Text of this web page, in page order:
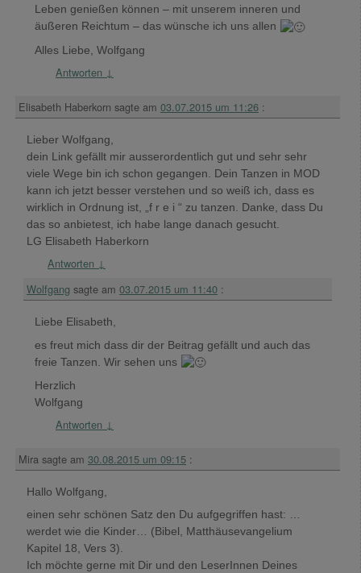
Leben genießen können – mit unserem inneren und
äußeren Reichtum – das wünsche ich uns allen
Alles Liebe, Wolfgang
Antworten ↓
Elisabeth Haberkorn sagte am 03.07.2015 um 11:26 :
Lieber Wolfgang,
dein Link gefällt mir ausserordentlich gut und sehr sehr
viele Wege bin ich schon gegangen. Dein Tanzen in MOD
kann ich jetzt besser verstehen und so weiß ich, dass es
wirklich in Ordnung ist, „f r e i “ zu tanzen. Danke, dass Du
das so anbietest, ich habe lange danach gesucht.
LG Elisabeth Haberkorn
Antworten ↓
Wolfgang sagte am 03.07.2015 um 11:40 :
Liebe Elisabeth,
es freut mich dass dir der Beitrag gefällt und auch das
freie Tanzen. Wir sehen uns
Herzlich
Wolfgang
Antworten ↓
Mira sagte am 30.08.2015 um 09:15 :
Hallo Wolfgang,
einen sehr schönen Satz den Du aufgegriffen hast: …
werdet wie die Kinder… (Bibel, Matthäusevangelium
Kapitel 18, Vers 3).
Ich möchte gerne mit Dir und den LeserInnen Deines